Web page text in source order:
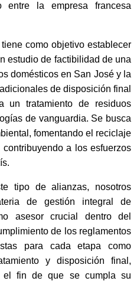
entre la empresa francesa
como objetivo establecer
estudio de factibilidad de una
domésticos en San José y la
de disposición final
un tratamiento de residuos
de vanguardia. Se busca
fomentando el reciclaje
a los esfuerzos
tipo de alianzas, nosotros
de gestión integral de
asesor crucial dentro del
de los reglamentos
para cada etapa como
y disposición final,
el fin de que se cumpla su